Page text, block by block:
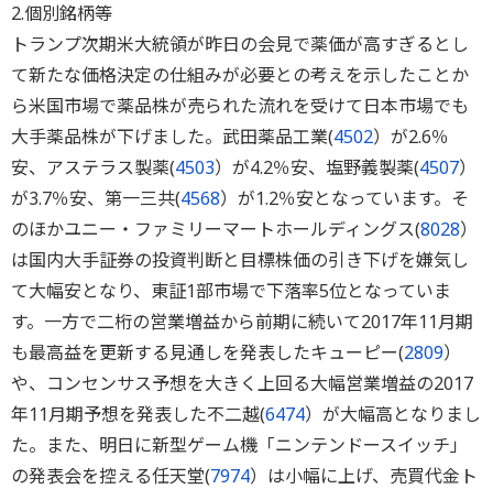
2.個別銘柄等
トランプ次期米大統領が昨日の会見で薬価が高すぎるとし
て新たな価格決定の仕組みが必要との考えを示したことか
ら米国市場で薬品株が売られた流れを受けて日本市場でも
大手薬品株が下げました。武田薬品工業(4502）が2.6％
安、アステラス製薬(4503）が4.2％安、塩野義製薬(4507）
が3.7％安、第一三共(4568）が1.2％安となっています。そ
のほかユニー・ファミリーマートホールディングス(8028）
は国内大手証券の投資判断と目標株価の引き下げを嫌気し
て大幅安となり、東証1部市場で下落率5位となっていま
す。一方で二桁の営業増益から前期に続いて2017年11月期
も最高益を更新する見通しを発表したキューピー(2809）
や、コンセンサス予想を大きく上回る大幅営業増益の2017
年11月期予想を発表した不二越(6474）が大幅高となりまし
た。また、明日に新型ゲーム機「ニンテンドースイッチ」
の発表会を控える任天堂(7974）は小幅に上げ、売買代金ト